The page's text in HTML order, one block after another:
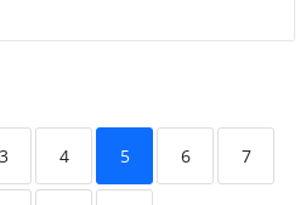
3 4 5 6 7